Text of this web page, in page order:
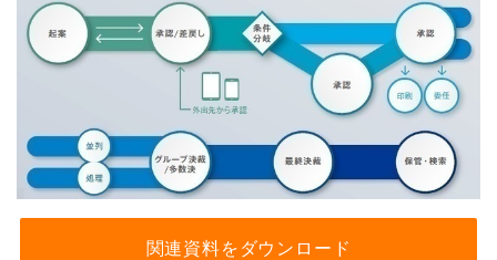
関連資料をダウンロード